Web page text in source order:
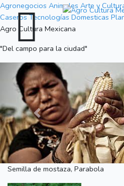
Agronegocios Animales Arte y
Caseros Tecnologías Domesticas
Agro Cultura Mexicana
"Del campo para la ciudad"
Previous
Semilla de mostaza, Parabola